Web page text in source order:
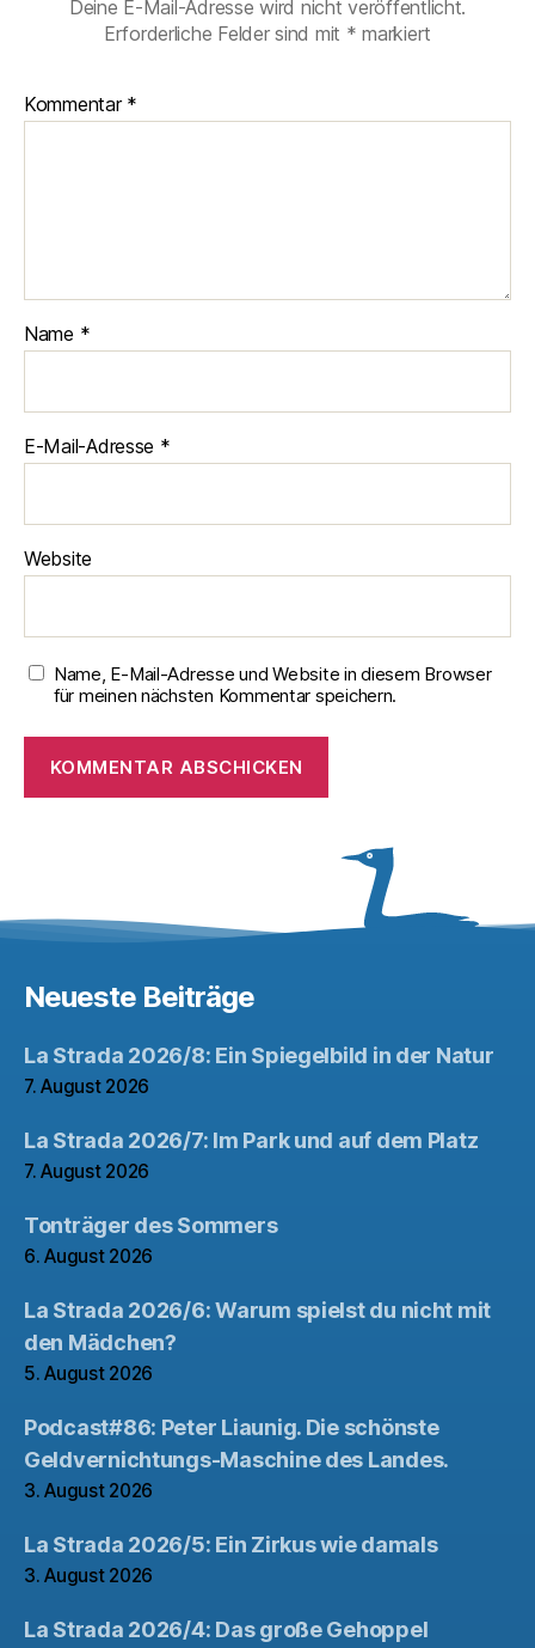
Deine E-Mail-Adresse wird nicht veröffentlicht.
Erforderliche Felder sind mit * markiert
Kommentar *
Name *
E-Mail-Adresse *
Website
Name, E-Mail-Adresse und Website in diesem Browser
für meinen nächsten Kommentar speichern.
Neueste Beiträge
La Strada 2026/8: Ein Spiegelbild in der Natur
7. August 2026
La Strada 2026/7: Im Park und auf dem Platz
7. August 2026
Tonträger des Sommers
6. August 2026
La Strada 2026/6: Warum spielst du nicht mit
den Mädchen?
5. August 2026
Podcast#86: Peter Liaunig. Die schönste
Geldvernichtungs-Maschine des Landes.
3. August 2026
La Strada 2026/5: Ein Zirkus wie damals
3. August 2026
La Strada 2026/4: Das große Gehoppel